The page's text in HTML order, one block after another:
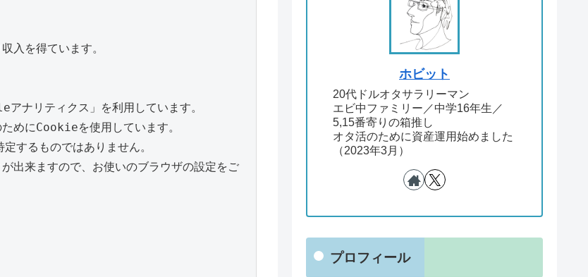
入を得ています。
ナリティクス」を利用しています。
めにCookieを使用しています。
するものではありません。
出来ますので、お使いのブラウザの設定をご
ホビット
20代ドルオタサラリーマン
エビ中ファミリー／中学16年生／
5,15番寄りの箱推し
オタ活のために資産運用始めました
（2023年3月）
プロフィール